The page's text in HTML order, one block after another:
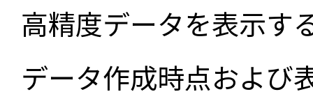
高精度データを表示す
データ作成時点および